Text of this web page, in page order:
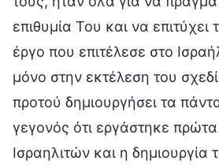
επιθυμία Του και να επιτύχει
έργο που επιτέλεσε στο
μόνο στην εκτέλεση του
προτού δημιουργήσει τα
γεγονός ότι εργάστηκε
Ισραηλιτών και η